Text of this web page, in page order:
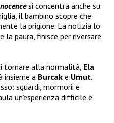
si concentra anche su
il bambino scopre che
la prigione. La notizia lo
la paura, finisce per riversare
tornare alla normalità, Ela
insieme a Burcak e Umut.
sguardi, mormorii e
un’esperienza difficile e